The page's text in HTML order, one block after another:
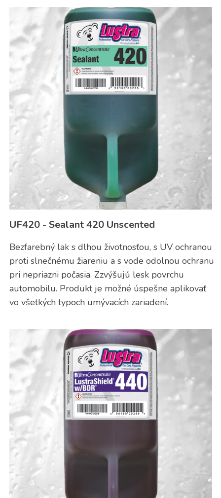
UF420 - Sealant 420 Unscented
Bezfarebný lak s dlhou životnosťou, s UV ochranou
proti slnečnému žiareniu a s vode odolnou ochranu
pri nepriazni počasia. Zzvýšujú lesk povrchu
automobilu. Produkt je možné úspešne aplikovať
vo všetkých typoch umývacích zariadení.